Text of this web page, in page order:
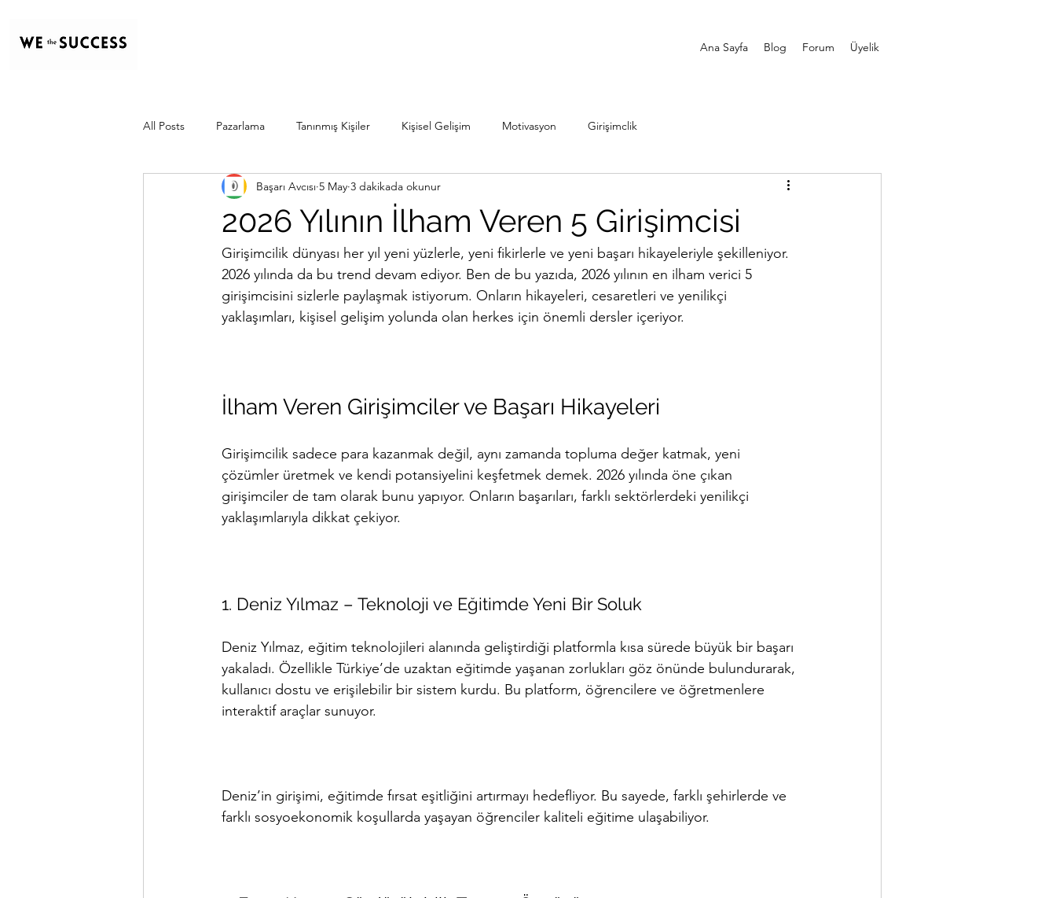
Ana Sayfa Blog Forum Üyelik
All Posts Pazarlama Tanınmış Kişiler Kişisel Gelişim Motivasyon Girişimclik
2026 Yılının İlham Veren 5 Girişimcisi
Başarı Avcısı 5 May 3 dakikada okunur
Girişimcilik dünyası her yıl yeni yüzlerle, yeni fikirlerle ve yeni başarı hikayeleriyle şekilleniyor.
2026 yılında da bu trend devam ediyor. Ben de bu yazıda, 2026 yılının en ilham verici 5
girişimcisini sizlerle paylaşmak istiyorum. Onların hikayeleri, cesaretleri ve yenilikçi
yaklaşımları, kişisel gelişim yolunda olan herkes için önemli dersler içeriyor.
İlham Veren Girişimciler ve Başarı Hikayeleri
Girişimcilik sadece para kazanmak değil, aynı zamanda topluma değer katmak, yeni
çözümler üretmek ve kendi potansiyelini keşfetmek demek. 2026 yılında öne çıkan
girişimciler de tam olarak bunu yapıyor. Onların başarıları, farklı sektörlerdeki yenilikçi
yaklaşımlarıyla dikkat çekiyor.
1. Deniz Yılmaz – Teknoloji ve Eğitimde Yeni Bir Soluk
Deniz Yılmaz, eğitim teknolojileri alanında geliştirdiği platformla kısa sürede büyük bir başarı
yakaladı. Özellikle Türkiye’de uzaktan eğitimde yaşanan zorlukları göz önünde bulundurarak,
kullanıcı dostu ve erişilebilir bir sistem kurdu. Bu platform, öğrencilere ve öğretmenlere
interaktif araçlar sunuyor.
Deniz’in girişimi, eğitimde fırsat eşitliğini artırmayı hedefliyor. Bu sayede, farklı şehirlerde ve
farklı sosyoekonomik koşullarda yaşayan öğrenciler kaliteli eğitime ulaşabiliyor.